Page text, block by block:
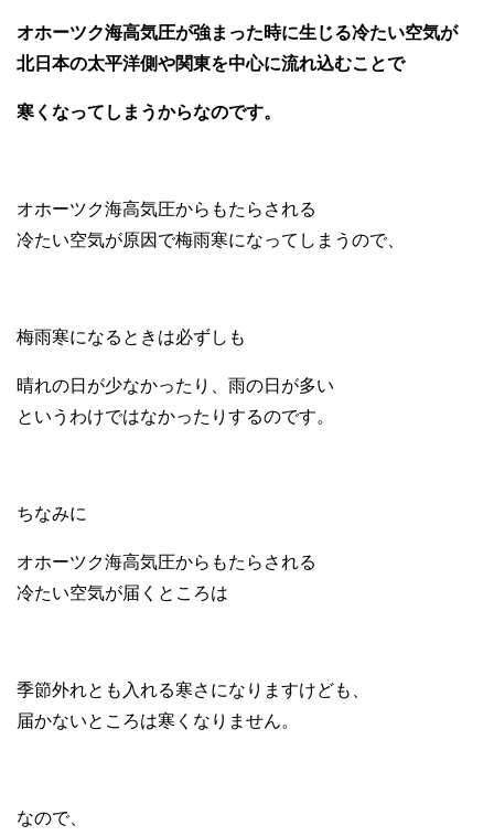
オホーツク海高気圧が強まった時に生じる冷たい空気が
北日本の太平洋側や関東を中心に流れ込むことで
寒くなってしまうからなのです。
オホーツク海高気圧からもたらされる
冷たい空気が原因で梅雨寒になってしまうので、
梅雨寒になるときは必ずしも
晴れの日が少なかったり、雨の日が多い
というわけではなかったりするのです。
ちなみに
オホーツク海高気圧からもたらされる
冷たい空気が届くところは
季節外れとも入れる寒さになりますけども、
届かないところは寒くなりません。
なので、